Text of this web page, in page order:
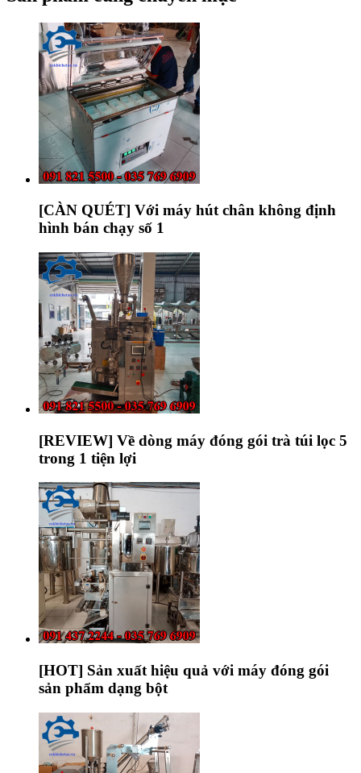
[CÀN QUÉT] Với máy hút chân không định
hình bán chạy số 1
[REVIEW] Về dòng máy đóng gói trà túi lọc 5
trong 1 tiện lợi
[HOT] Sản xuất hiệu quả với máy đóng gói
sản phẩm dạng bột